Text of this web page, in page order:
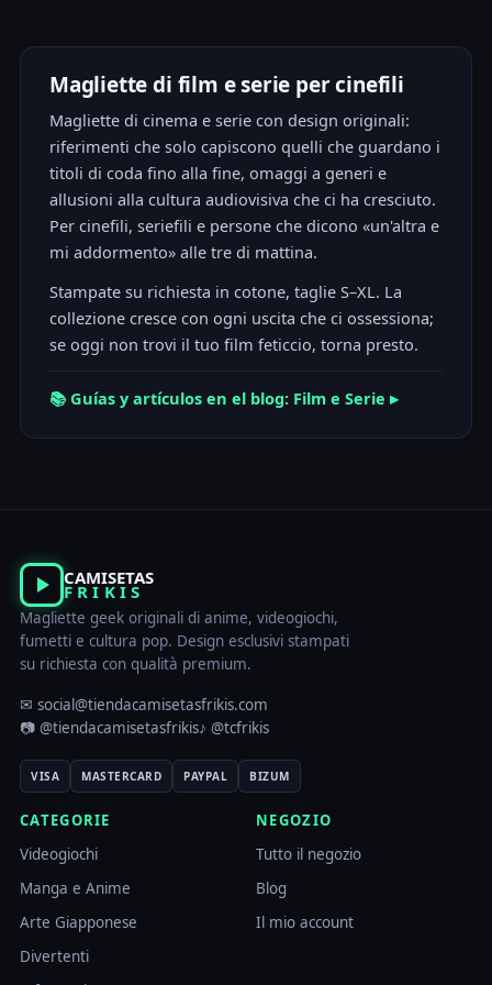
Magliette di film e serie per cinefili
Magliette di cinema e serie con design originali:
riferimenti che solo capiscono quelli che guardano i
titoli di coda fino alla fine, omaggi a generi e
allusioni alla cultura audiovisiva che ci ha cresciuto.
Per cinefili, seriefili e persone che dicono «un'altra e
mi addormento» alle tre di mattina.
Stampate su richiesta in cotone, taglie S–XL. La
collezione cresce con ogni uscita che ci ossessiona;
se oggi non trovi il tuo film feticcio, torna presto.
📚 Guías y artículos en el blog: Film e Serie ▸
CAMISETAS
FRIKIS
Magliette geek originali di anime, videogiochi,
fumetti e cultura pop. Design esclusivi stampati
su richiesta con qualità premium.
✉ social@tiendacamisetasfrikis.com
📷 @tiendacamisetasfrikis♪ @tcfrikis
VISA MASTERCARD PAYPAL BIZUM
CATEGORIE
Videogiochi
Manga e Anime
Arte Giapponese
Divertenti
NEGOZIO
Tutto il negozio
Blog
Il mio account